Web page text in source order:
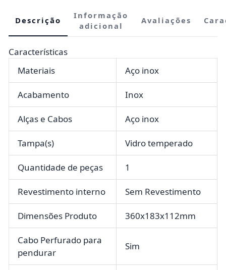
Descrição
Informação
adicional
Avaliações
Características
Materiais
Aço inox
Acabamento Inox
Alças e Cabos Aço inox
Tampa(s) Vidro temperado
Quantidade de peças 1
Revestimento interno Sem Revestimento
Dimensões Produto 360x183x112mm
Cabo Perfurado para
pendurar
Sim